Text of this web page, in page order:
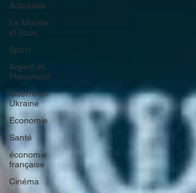
Actualités
Le Monde
et Vous
Sport
Argent et
Placement
Guerre en
Ukraine
Economie
Santé
économie
française
Cinéma